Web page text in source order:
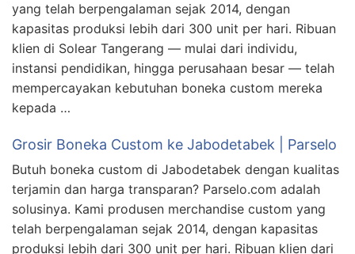
yang telah berpengalaman sejak 2014, dengan
kapasitas produksi lebih dari 300 unit per hari. Ribuan
klien di Solear Tangerang — mulai dari individu,
instansi pendidikan, hingga perusahaan besar — telah
mempercayakan kebutuhan boneka custom mereka
kepada …
Grosir Boneka Custom ke Jabodetabek | Parselo
Butuh boneka custom di Jabodetabek dengan kualitas
terjamin dan harga transparan? Parselo.com adalah
solusinya. Kami produsen merchandise custom yang
telah berpengalaman sejak 2014, dengan kapasitas
produksi lebih dari 300 unit per hari. Ribuan klien dari